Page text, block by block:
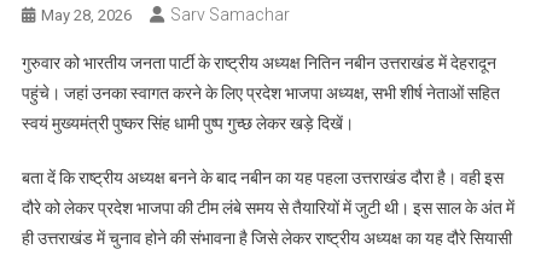
May 28, 2026 Sarv Samachar
गुरुवार को भारतीय जनता पार्टी के राष्ट्रीय अध्यक्ष नितिन नबीन उत्तराखंड में देहरादून
पहुंचे। जहां उनका स्वागत करने के लिए प्रदेश भाजपा अध्यक्ष, सभी शीर्ष नेताओं सहित
स्वयं मुख्यमंत्री पुष्कर सिंह धामी पुष्प गुच्छ लेकर खड़े दिखें।
बता दें कि राष्ट्रीय अध्यक्ष बनने के बाद नबीन का यह पहला उत्तराखंड दौरा है। वही इस
दौरे को लेकर प्रदेश भाजपा की टीम लंबे समय से तैयारियों में जुटी थी। इस साल के अंत में
ही उत्तराखंड में चुनाव होने की संभावना है जिसे लेकर राष्ट्रीय अध्यक्ष का यह दौरे सियासी